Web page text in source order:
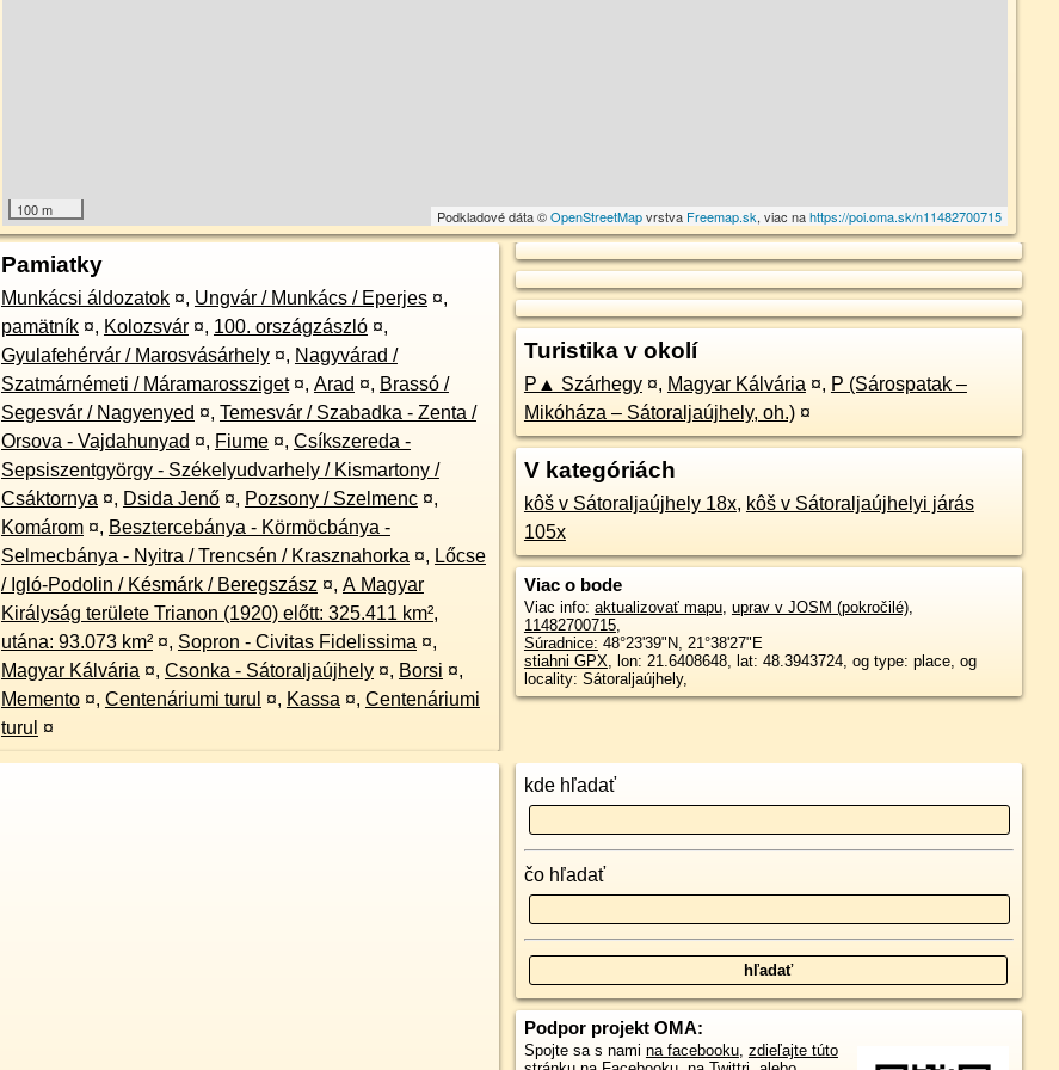
100 m Podkladové dáta ©OpenStreetMapvrstva Freemap.sk, viac nahttps://poi.oma.sk/n11482700715
Pamiatky
Munkácsi áldozatok ¤, Ungvár / Munkács / Eperjes ¤,
pamätník ¤, Kolozsvár ¤, 100. országzászló ¤,
Gyulafehérvár / Marosvásárhely ¤, Nagyvárad /
Szatmárnémeti / Máramarossziget ¤, Arad ¤, Brassó /
Segesvár / Nagyenyed ¤, Temesvár / Szabadka - Zenta /
Orsova - Vajdahunyad ¤, Fiume ¤, Csíkszereda -
Sepsiszentgyörgy - Székelyudvarhely / Kismartony /
Csáktornya ¤, Dsida Jenő ¤, Pozsony / Szelmenc ¤,
Komárom ¤, Besztercebánya - Körmöcbánya -
Selmecbánya - Nyitra / Trencsén / Krasznahorka ¤, Lőcse
/ Igló-Podolin / Késmárk / Beregszász ¤, A Magyar
Királyság területe Trianon (1920) előtt: 325.411 km²,
utána: 93.073 km² ¤, Sopron - Civitas Fidelissima ¤,
Magyar Kálvária ¤, Csonka - Sátoraljaújhely ¤, Borsi ¤,
Memento ¤, Centenáriumi turul ¤, Kassa ¤, Centenáriumi
turul ¤
Turistika v okolí
P▲ Szárhegy ¤, Magyar Kálvária ¤, P (Sárospatak –
Mikóháza – Sátoraljaújhely, oh.) ¤
V kategóriách
kôš v Sátoraljaújhely 18x, kôš v Sátoraljaújhelyi járás
105x
Viac o bode
Viac info: aktualizovať mapu, uprav v JOSM (pokročilé),
11482700715,
Súradnice: 48°23'39"N, 21°38'27"E
stiahni GPX, lon: 21.6408648, lat: 48.3943724, og type: place, og
locality: Sátoraljaújhely,
kde hľadať
čo hľadať
Podpor projekt OMA:
Spojte sa s nami na facebooku, zdieľajte túto